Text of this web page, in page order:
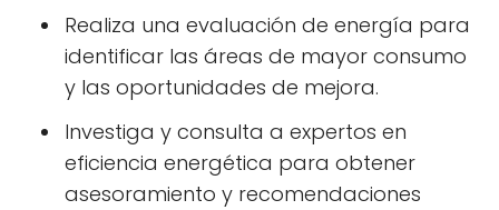
Realiza una evaluación de energía para
identificar las áreas de mayor consumo
y las oportunidades de mejora.
Investiga y consulta a expertos en
eficiencia energética para obtener
asesoramiento y recomendaciones